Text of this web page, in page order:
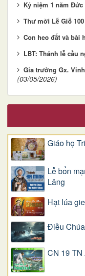
Kỷ niệm 1 năm Đức
Thư mời Lễ Giỗ
Con heo đất và bài
LBT: Thánh lễ cầu
Gia trưởng Gx.
(03/05/2026)
Giáo họ
Lễ bổn
Lăng
Hạt lúa
Điều
CN 19 TN